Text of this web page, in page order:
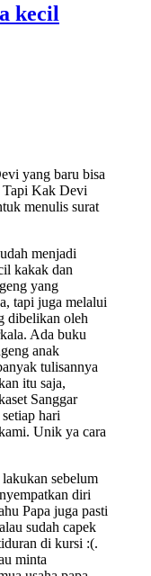
kecil
yang baru bisa
Tapi Kak Devi
menulis surat
menjadi
kakak dan
yang
tapi juga melalui
dibelikan oleh
Ada buku
anak
tulisannya
itu saja,
Sanggar
hari
Unik ya cara
sebelum
diri
Papa juga pasti
sudah capek
di kursi :(.
minta